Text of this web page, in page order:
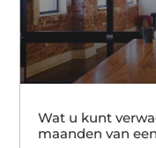
Wat u kunt
maanden van